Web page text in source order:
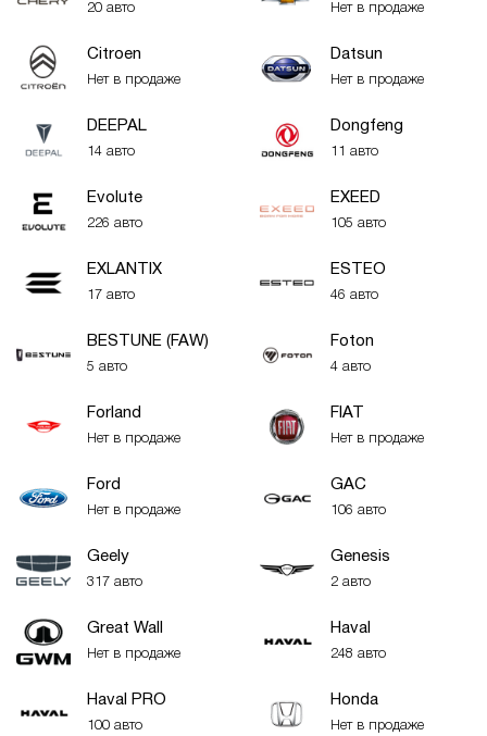
20 авто Нет в продаже
Citroen
Нет в продаже
Datsun
Нет в продаже
DEEPAL
14 авто
Dongfeng
11 авто
Evolute
226 авто
EXEED
105 авто
EXLANTIX
17 авто
ESTEO
46 авто
BESTUNE (FAW)
5 авто
Foton
4 авто
Forland
Нет в продаже
FIAT
Нет в продаже
Ford
Нет в продаже
GAC
106 авто
Geely
317 авто
Genesis
2 авто
Great Wall
Нет в продаже
Haval
248 авто
Haval PRO
100 авто
Honda
Нет в продаже